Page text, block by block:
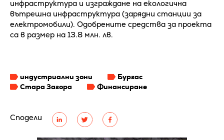
Сподели
инфраструктура и изграждане на екологична
вътрешна инфраструктура (зарядни станции за
електромобили). Одобрените средства за проекта
са в размер на 13.8 млн. лв.
индустриални зони
Бургас
Стара Загора
Финансиране